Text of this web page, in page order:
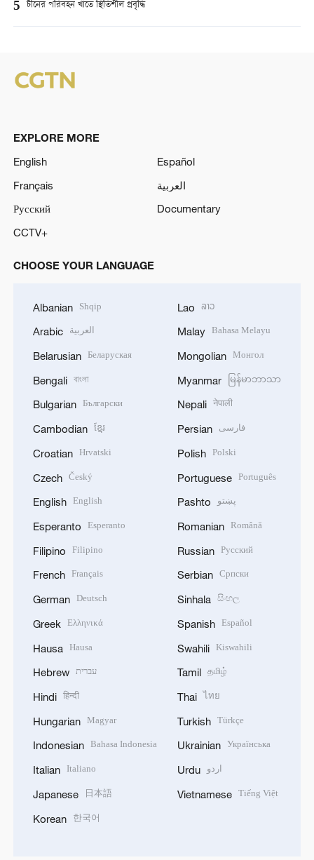
5 চীনের পরিবহন খাতে স্থিতিশীল প্রবৃদ্ধি
EXPLORE MORE
English
Español
Français
العربية
Русский
Documentary
CCTV+
CHOOSE YOUR LANGUAGE
Albanian Shqip
Arabic العربية
Belarusian Беларуская
Bengali বাংলা
Bulgarian Български
Cambodian ខ្មែរ
Croatian Hrvatski
Czech Český
English English
Esperanto Esperanto
Filipino Filipino
French Français
German Deutsch
Greek Ελληνικά
Hausa Hausa
Hebrew עברית
Hindi हिन्दी
Hungarian Magyar
Indonesian Bahasa Indonesia
Italian Italiano
Japanese 日本語
Korean 한국어
Lao ລາວ
Malay Bahasa Melayu
Mongolian Монгол
Myanmar မြန်မာဘာသာ
Nepali नेपाली
Persian فارسی
Polish Polski
Portuguese Português
Pashto پښتو
Romanian Română
Russian Русский
Serbian Српски
Sinhala සිංහල
Spanish Español
Swahili Kiswahili
Tamil தமிழ்
Thai ไทย
Turkish Türkçe
Ukrainian Українська
Urdu اردو
Vietnamese Tiếng Việt